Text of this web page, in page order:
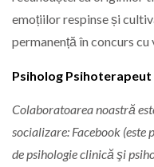
emoțiilor respinse și
permanență în concurs cu
Psiholog Psihoterapeut
Colaboratoarea noastră
socializare: Facebook
de psihologie clinică şi